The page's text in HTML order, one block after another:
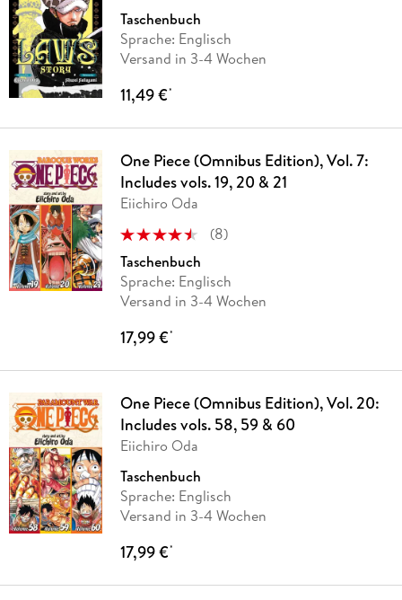
Taschenbuch
Sprache: Englisch
Versand in 3-4 Wochen
11,49 €*
One Piece (Omnibus Edition), Vol. 7:
Includes vols. 19, 20 & 21
Eiichiro Oda
(8)
Taschenbuch
Sprache: Englisch
Versand in 3-4 Wochen
17,99 €*
One Piece (Omnibus Edition), Vol. 20:
Includes vols. 58, 59 & 60
Eiichiro Oda
Taschenbuch
Sprache: Englisch
Versand in 3-4 Wochen
17,99 €*